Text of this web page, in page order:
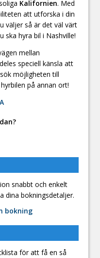
Kalifornien. Med
att utforska i din
väljer så är det väl värt
ska hyra bil i Nashville!
mellan
speciell känsla att
möjligheten till
på annan ort!
snabbt och enkelt
dina bokningsdetaljer.
bokning
för att få en så